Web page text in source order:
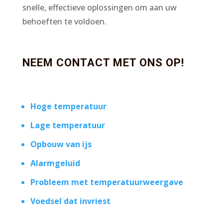
snelle, effectieve oplossingen om aan uw
behoeften te voldoen.
NEEM CONTACT MET ONS OP!
Hoge temperatuur
Lage temperatuur
Opbouw van ijs
Alarmgeluid
Probleem met temperatuurweergave
Voedsel dat invriest